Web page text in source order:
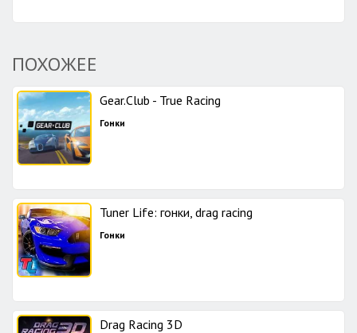
ПОХОЖЕЕ
Gear.Club - True Racing
Гонки
Tuner Life: гонки, drag racing
Гонки
Drag Racing 3D